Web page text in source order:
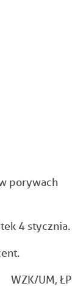
porywach
4 stycznia.
WZK/UM, ŁP